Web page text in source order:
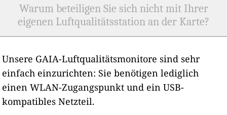
Warum beteiligen Sie sich nicht mit Ihrer
eigenen Luftqualitätsstation an der Karte?
Unsere GAIA-Luftqualitätsmonitore sind sehr
einfach einzurichten: Sie benötigen lediglich
einen WLAN-Zugangspunkt und ein USB-
kompatibles Netzteil.